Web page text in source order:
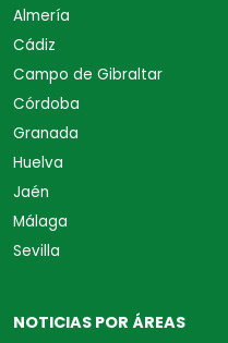
Almería
Cádiz
Campo de Gibraltar
Córdoba
Granada
Huelva
Jaén
Málaga
Sevilla
NOTICIAS POR ÁREAS